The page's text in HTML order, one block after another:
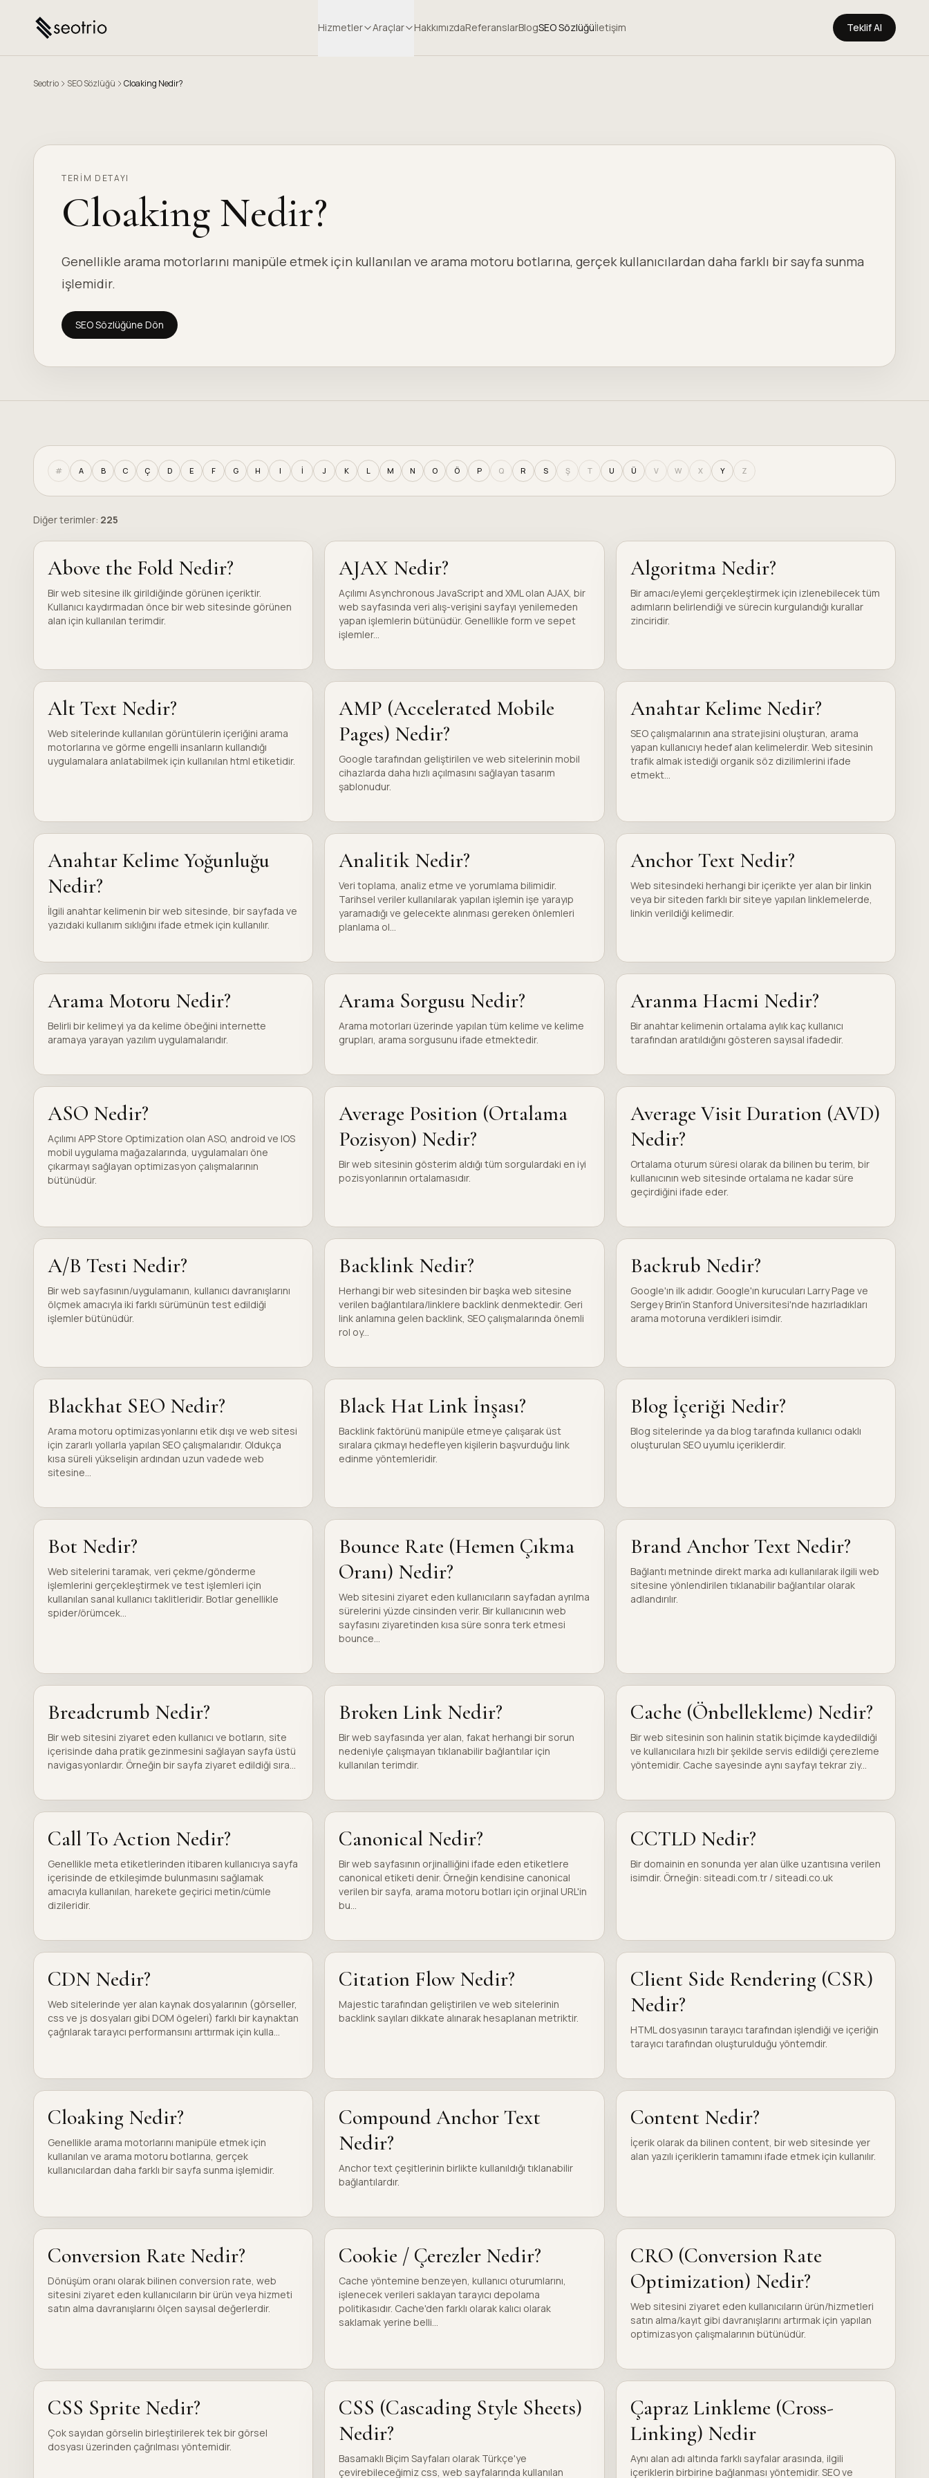
Hizmetler Araçlar HakkımızdaReferanslarBlogSEO Sözlüğüİletişim Teklif Al
Seotrio SEO Sözlüğü Cloaking Nedir?
TERIM DETAYI
Cloaking Nedir?
Genellikle arama motorlarını manipüle etmek için kullanılan ve arama motoru botlarına, gerçek kullanıcılardan daha farklı bir sayfa sunma
işlemidir.
SEO Sözlüğüne Dön
# A B C Ç D E F G H I İ J K L M N O Ö P Q R S Ş T U Ü V W X Y Z
Diğer terimler: 225
Above the Fold Nedir?
Bir web sitesine ilk girildiğinde görünen içeriktir.
Kullanıcı kaydırmadan önce bir web sitesinde görünen
alan için kullanılan terimdir.
AJAX Nedir?
Açılımı Asynchronous JavaScript and XML olan AJAX, bir
web sayfasında veri alış-verişini sayfayı yenilemeden
yapan işlemlerin bütünüdür. Genellikle form ve sepet
işlemler...
Algoritma Nedir?
Bir amacı/eylemi gerçekleştirmek için izlenebilecek tüm
adımların belirlendiği ve sürecin kurgulandığı kurallar
zinciridir.
Alt Text Nedir?
Web sitelerinde kullanılan görüntülerin içeriğini arama
motorlarına ve görme engelli insanların kullandığı
uygulamalara anlatabilmek için kullanılan html etiketidir.
AMP (Accelerated Mobile
Pages) Nedir?
Google tarafından geliştirilen ve web sitelerinin mobil
cihazlarda daha hızlı açılmasını sağlayan tasarım
şablonudur.
Anahtar Kelime Nedir?
SEO çalışmalarının ana stratejisini oluşturan, arama
yapan kullanıcıyı hedef alan kelimelerdir. Web sitesinin
trafik almak istediği organik söz dizilimlerini ifade
etmekt...
Anahtar Kelime Yoğunluğu
Nedir?
İlgili anahtar kelimenin bir web sitesinde, bir sayfada ve
yazıdaki kullanım sıklığını ifade etmek için kullanılır.
Analitik Nedir?
Veri toplama, analiz etme ve yorumlama bilimidir.
Tarihsel veriler kullanılarak yapılan işlemin işe yarayıp
yaramadığı ve gelecekte alınması gereken önlemleri
planlama ol...
Anchor Text Nedir?
Web sitesindeki herhangi bir içerikte yer alan bir linkin
veya bir siteden farklı bir siteye yapılan linklemelerde,
linkin verildiği kelimedir.
Arama Motoru Nedir?
Belirli bir kelimeyi ya da kelime öbeğini internette
aramaya yarayan yazılım uygulamalarıdır.
Arama Sorgusu Nedir?
Arama motorları üzerinde yapılan tüm kelime ve kelime
grupları, arama sorgusunu ifade etmektedir.
Aranma Hacmi Nedir?
Bir anahtar kelimenin ortalama aylık kaç kullanıcı
tarafından aratıldığını gösteren sayısal ifadedir.
ASO Nedir?
Açılımı APP Store Optimization olan ASO, android ve IOS
mobil uygulama mağazalarında, uygulamaları öne
çıkarmayı sağlayan optimizasyon çalışmalarının
bütünüdür.
Average Position (Ortalama
Pozisyon) Nedir?
Bir web sitesinin gösterim aldığı tüm sorgulardaki en iyi
pozisyonlarının ortalamasıdır.
Average Visit Duration (AVD)
Nedir?
Ortalama oturum süresi olarak da bilinen bu terim, bir
kullanıcının web sitesinde ortalama ne kadar süre
geçirdiğini ifade eder.
A/B Testi Nedir?
Bir web sayfasının/uygulamanın, kullanıcı davranışlarını
ölçmek amacıyla iki farklı sürümünün test edildiği
işlemler bütünüdür.
Backlink Nedir?
Herhangi bir web sitesinden bir başka web sitesine
verilen bağlantılara/linklere backlink denmektedir. Geri
link anlamına gelen backlink, SEO çalışmalarında önemli
rol oy...
Backrub Nedir?
Google'ın ilk adıdır. Google'ın kurucuları Larry Page ve
Sergey Brin'in Stanford Üniversitesi'nde hazırladıkları
arama motoruna verdikleri isimdir.
Blackhat SEO Nedir?
Arama motoru optimizasyonlarını etik dışı ve web sitesi
için zararlı yollarla yapılan SEO çalışmalarıdır. Oldukça
kısa süreli yükselişin ardından uzun vadede web
sitesine...
Black Hat Link İnşası?
Backlink faktörünü manipüle etmeye çalışarak üst
sıralara çıkmayı hedefleyen kişilerin başvurduğu link
edinme yöntemleridir.
Blog İçeriği Nedir?
Blog sitelerinde ya da blog tarafında kullanıcı odaklı
oluşturulan SEO uyumlu içeriklerdir.
Bot Nedir?
Web sitelerini taramak, veri çekme/gönderme
işlemlerini gerçekleştirmek ve test işlemleri için
kullanılan sanal kullanıcı taklitleridir. Botlar genellikle
spider/örümcek...
Bounce Rate (Hemen Çıkma
Oranı) Nedir?
Web sitesini ziyaret eden kullanıcıların sayfadan ayrılma
sürelerini yüzde cinsinden verir. Bir kullanıcının web
sayfasını ziyaretinden kısa süre sonra terk etmesi
bounce...
Brand Anchor Text Nedir?
Bağlantı metninde direkt marka adı kullanılarak ilgili web
sitesine yönlendirilen tıklanabilir bağlantılar olarak
adlandırılır.
Breadcrumb Nedir?
Bir web sitesini ziyaret eden kullanıcı ve botların, site
içerisinde daha pratik gezinmesini sağlayan sayfa üstü
navigasyonlardır. Örneğin bir sayfa ziyaret edildiği sıra...
Broken Link Nedir?
Bir web sayfasında yer alan, fakat herhangi bir sorun
nedeniyle çalışmayan tıklanabilir bağlantılar için
kullanılan terimdir.
Cache (Önbellekleme) Nedir?
Bir web sitesinin son halinin statik biçimde kaydedildiği
ve kullanıcılara hızlı bir şekilde servis edildiği çerezleme
yöntemidir. Cache sayesinde aynı sayfayı tekrar ziy...
Call To Action Nedir?
Genellikle meta etiketlerinden itibaren kullanıcıya sayfa
içerisinde de etkileşimde bulunmasını sağlamak
amacıyla kullanılan, harekete geçirici metin/cümle
dizileridir.
Canonical Nedir?
Bir web sayfasının orjinalliğini ifade eden etiketlere
canonical etiketi denir. Örneğin kendisine canonical
verilen bir sayfa, arama motoru botları için orjinal URL'in
bu...
CCTLD Nedir?
Bir domainin en sonunda yer alan ülke uzantısına verilen
isimdir. Örneğin: siteadi.com.tr / siteadi.co.uk
CDN Nedir?
Web sitelerinde yer alan kaynak dosyalarının (görseller,
css ve js dosyaları gibi DOM ögeleri) farklı bir kaynaktan
çağrılarak tarayıcı performansını arttırmak için kulla...
Citation Flow Nedir?
Majestic tarafından geliştirilen ve web sitelerinin
backlink sayıları dikkate alınarak hesaplanan metriktir.
Client Side Rendering (CSR)
Nedir?
HTML dosyasının tarayıcı tarafından işlendiği ve içeriğin
tarayıcı tarafından oluşturulduğu yöntemdir.
Cloaking Nedir?
Genellikle arama motorlarını manipüle etmek için
kullanılan ve arama motoru botlarına, gerçek
kullanıcılardan daha farklı bir sayfa sunma işlemidir.
Compound Anchor Text
Nedir?
Anchor text çeşitlerinin birlikte kullanıldığı tıklanabilir
bağlantılardır.
Content Nedir?
İçerik olarak da bilinen content, bir web sitesinde yer
alan yazılı içeriklerin tamamını ifade etmek için kullanılır.
Conversion Rate Nedir?
Dönüşüm oranı olarak bilinen conversion rate, web
sitesini ziyaret eden kullanıcıların bir ürün veya hizmeti
satın alma davranışlarını ölçen sayısal değerlerdir.
Cookie / Çerezler Nedir?
Cache yöntemine benzeyen, kullanıcı oturumlarını,
işlenecek verileri saklayan tarayıcı depolama
politikasıdır. Cache'den farklı olarak kalıcı olarak
saklamak yerine belli...
CRO (Conversion Rate
Optimization) Nedir?
Web sitesini ziyaret eden kullanıcıların ürün/hizmetleri
satın alma/kayıt gibi davranışlarını artırmak için yapılan
optimizasyon çalışmalarının bütünüdür.
CSS Sprite Nedir?
Çok sayıdan görselin birleştirilerek tek bir görsel
dosyası üzerinden çağrılması yöntemidir.
CSS (Cascading Style Sheets)
Nedir?
Basamaklı Biçim Sayfaları olarak Türkçe'ye
çevirebileceğimiz css, web sayfalarında kullanılan
Çapraz Linkleme (Cross-
Linking) Nedir
Aynı alan adı altında farklı sayfalar arasında, ilgili
içeriklerin birbirine bağlanması yöntemidir. SEO ve